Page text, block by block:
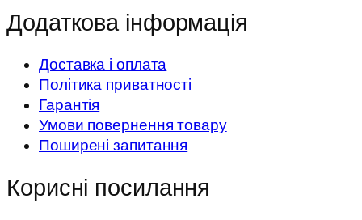
Додаткова інформація
Доставка і оплата
Політика приватності
Гарантія
Умови повернення товару
Поширені запитання
Корисні посилання